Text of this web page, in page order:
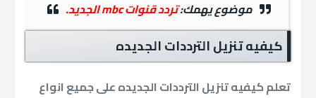
موضوع يهمك:تردد قنوات mbc الجديد.
كيفيه تنزيل الترددات الجديده
تعلم كيفيه تنزيل الترددات الجديده على جميع انواع